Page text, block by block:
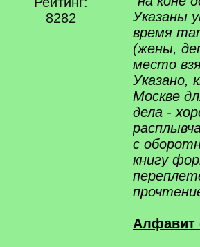
8282
Указаны
время
(жены,
место
Указано,
Москве
дела -
с
книгу
Алфавит